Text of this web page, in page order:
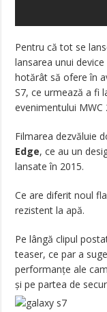
Pentru că tot se
lansarea unui
hotărât să ofere în
S7, ce urmează a fi
evenimentului MWC
Filmarea dezvăluie
Edge, ce au un
lansate în 2015.
Ce are diferit noul
rezistent la apă.
Pe lângă clipul
teaser, ce par a
performanțe ale
și pe partea de